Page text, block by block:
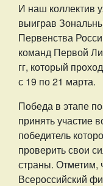
И наш коллектив
выиграв
Первенства
команд Первой
гг, который
с 19 по 21 марта.
Победа в этапе
принять участие
победитель
проверить свои
страны. Отметим,
Всероссийский